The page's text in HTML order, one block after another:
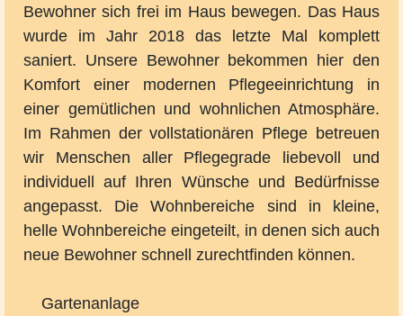
Bewohner sich frei im Haus bewegen. Das Haus
wurde im Jahr 2018 das letzte Mal komplett
saniert. Unsere Bewohner bekommen hier den
Komfort einer modernen Pflegeeinrichtung in
einer gemütlichen und wohnlichen Atmosphäre.
Im Rahmen der vollstationären Pflege betreuen
wir Menschen aller Pflegegrade liebevoll und
individuell auf Ihren Wünsche und Bedürfnisse
angepasst. Die Wohnbereiche sind in kleine,
helle Wohnbereiche eingeteilt, in denen sich auch
neue Bewohner schnell zurechtfinden können.
Gartenanlage